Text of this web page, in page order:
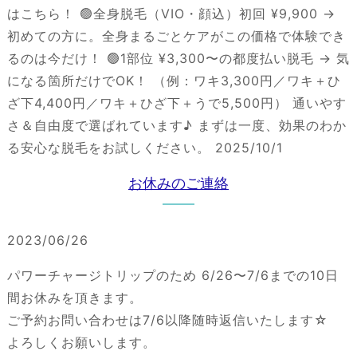
はこちら！ 🟢全身脱毛（VIO・顔込）初回 ¥9,900 →
初めての方に。全身まるごとケアがこの価格で体験でき
るのは今だけ！ 🟢1部位 ¥3,300〜の都度払い脱毛 → 気
になる箇所だけでOK！ （例：ワキ3,300円／ワキ＋ひ
ざ下4,400円／ワキ＋ひざ下＋うで5,500円） 通いやす
さ＆自由度で選ばれています♪ まずは一度、効果のわか
る安心な脱毛をお試しください。 2025/10/1
お休みのご連絡
2023/06/26
パワーチャージトリップのため 6/26〜7/6までの10日
間お休みを頂きます。
ご予約お問い合わせは7/6以降随時返信いたします☆
よろしくお願いします。